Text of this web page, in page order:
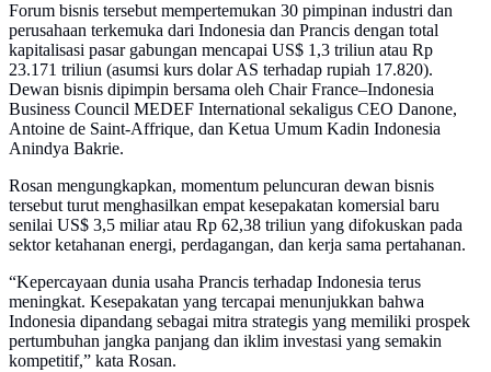
Forum bisnis tersebut mempertemukan 30 pimpinan industri dan
perusahaan terkemuka dari Indonesia dan Prancis dengan total
kapitalisasi pasar gabungan mencapai US$ 1,3 triliun atau Rp
23.171 triliun (asumsi kurs dolar AS terhadap rupiah 17.820).
Dewan bisnis dipimpin bersama oleh Chair France–Indonesia
Business Council MEDEF International sekaligus CEO Danone,
Antoine de Saint-Affrique, dan Ketua Umum Kadin Indonesia
Anindya Bakrie.
Rosan mengungkapkan, momentum peluncuran dewan bisnis
tersebut turut menghasilkan empat kesepakatan komersial baru
senilai US$ 3,5 miliar atau Rp 62,38 triliun yang difokuskan pada
sektor ketahanan energi, perdagangan, dan kerja sama pertahanan.
“Kepercayaan dunia usaha Prancis terhadap Indonesia terus
meningkat. Kesepakatan yang tercapai menunjukkan bahwa
Indonesia dipandang sebagai mitra strategis yang memiliki prospek
pertumbuhan jangka panjang dan iklim investasi yang semakin
kompetitif,” kata Rosan.